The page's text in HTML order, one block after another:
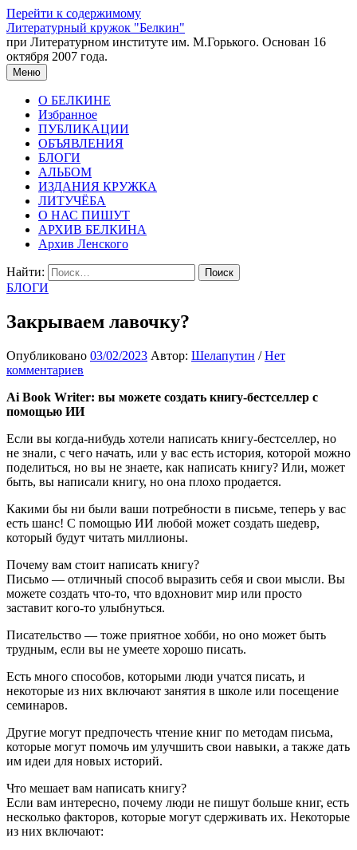
Перейти к содержимому
Литературный кружок "Белкин"
при Литературном институте им. М.Горького. Основан 16
октября 2007 года.
Меню
О БЕЛКИНЕ
Избранное
ПУБЛИКАЦИИ
ОБЪЯВЛЕНИЯ
БЛОГИ
АЛЬБОМ
ИЗДАНИЯ КРУЖКА
ЛИТУЧЁБА
О НАС ПИШУТ
АРХИВ БЕЛКИНА
Архив Ленского
Найти:
БЛОГИ
Закрываем лавочку?
Опубликовано 03/02/2023 Автор: Шелапутин /Нет
комментариев
Ai Book Writer: вы можете создать книгу-бестселлер с
помощью ИИ
Если вы когда-нибудь хотели написать книгу-бестселлер, но
не знали, с чего начать, или у вас есть история, которой можно
поделиться, но вы не знаете, как написать книгу? Или, может
быть, вы написали книгу, но она плохо продается.
Какими бы ни были ваши потребности в письме, теперь у вас
есть шанс! С помощью ИИ любой может создать шедевр,
который будут читать миллионы.
Почему вам стоит написать книгу?
Письмо — отличный способ выразить себя и свои мысли. Вы
можете создать что-то, что вдохновит мир или просто
заставит кого-то улыбнуться.
Писательство — тоже приятное хобби, но оно может быть
трудным, если вы не умеете хорошо писать.
Есть много способов, которыми люди учатся писать, и
некоторые из них включают занятия в школе или посещение
семинаров.
Другие могут предпочесть чтение книг по методам письма,
которые могут помочь им улучшить свои навыки, а также дать
им идеи для новых историй.
Что мешает вам написать книгу?
Если вам интересно, почему люди не пишут больше книг, есть
несколько факторов, которые могут сдерживать их. Некоторые
из них включают: